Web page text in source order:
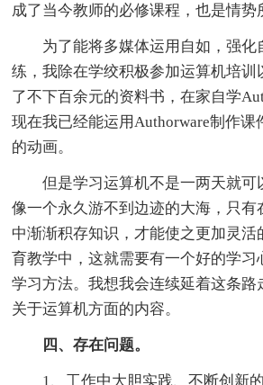
成了当今教师的必修课程，也是情势
为了能将多媒体运用自如，强化
练，我除在学绞积极参加运算机培训
了不下百余元的资料书，在家自学
现在我已经能运用Authorware制作课
的动画。
但是学习运算机不是一两天就可
像一个永久游不到边迹的大海，只有
中渐渐积存知识，才能使之更加灵活
育教学中，这就需要有一个好的学习
学习方法。我想我会连续延着这条路
关于运算机方面的内容。
四、存在问题。
1、工作中大胆实践、不断创新的